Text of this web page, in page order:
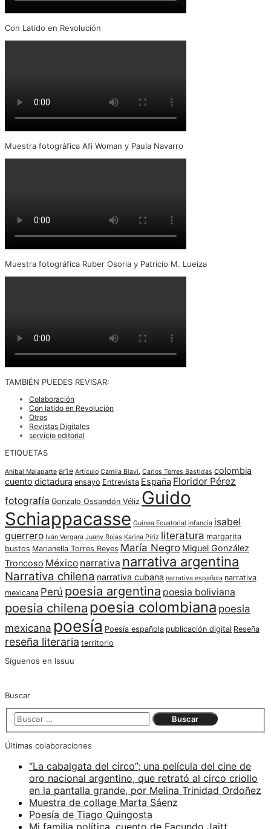
Con Latido en Revolución
Muestra fotogràfica Afi Woman y Paula Navarro
Muestra fotográfica Ruber Osoria y Patricio M. Lueiza
TAMBIÉN PUEDES REVISAR:
Colaboración
Con latido en Revolución
Otros
Revistas Digitales
servicio editorial
ETIQUETAS
Aníbal Malaparte arte Artículo Camila Blavi. Carlos Torres Bastidas colombia
cuento dictadura ensayo Entrevista España Floridor Pérez
fotografía Gonzalo Ossandón Véliz Guido
Schiappacasse Guinea Ecuatorial infancia isabel
guerrero Iván Vergara Juany Rojas Karina Piriz literatura margarita
bustos Marianella Torres Reyes María Negro Miguel González
Troncoso México narrativa narrativa argentina
Narrativa chilena narrativa cubana narrativa española narrativa
mexicana Perú poesia argentina poesia boliviana
poesia chilena poesia colombiana poesia
mexicana poesía Poesía española publicación digital Reseña
reseña literaria territorio
Síguenos en Issuu
Buscar
Últimas colaboraciones
“La cabalgata del circo”; una película del cine de
oro nacional argentino, que retrató al circo criollo
en la pantalla grande, por Melina Trinidad Ordoñez
Muestra de collage Marta Sáenz
Poesía de Tiago Quingosta